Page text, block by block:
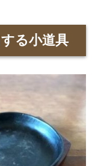
る小道具